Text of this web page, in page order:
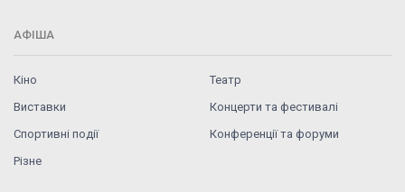
АФІША
Кіно
Театр
Виставки
Концерти та фестивалі
Спортивні події
Конференції та форуми
Різне